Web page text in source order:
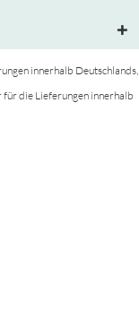
innerhalb Deutschlands,
für die Lieferungen innerhalb